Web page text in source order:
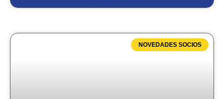
NOVEDADES SOCIOS